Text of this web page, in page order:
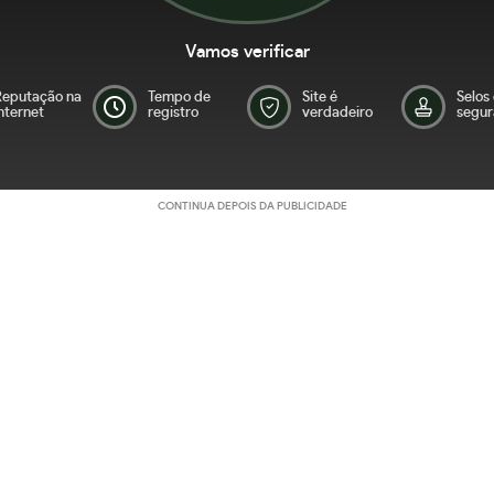
Vamos verificar
na
Tempo de
registro
Site é
verdadeiro
Selos
CONTINUA DEPOIS DA PUBLICIDADE